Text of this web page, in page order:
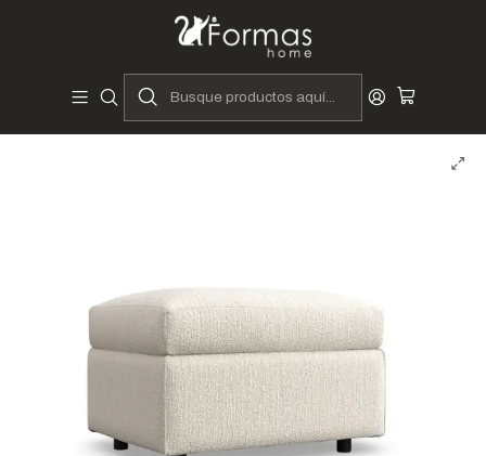
Diseñadores y Fabricantes Peruanos
Butacas y Banquetas
Banqueta puff Oyun 2